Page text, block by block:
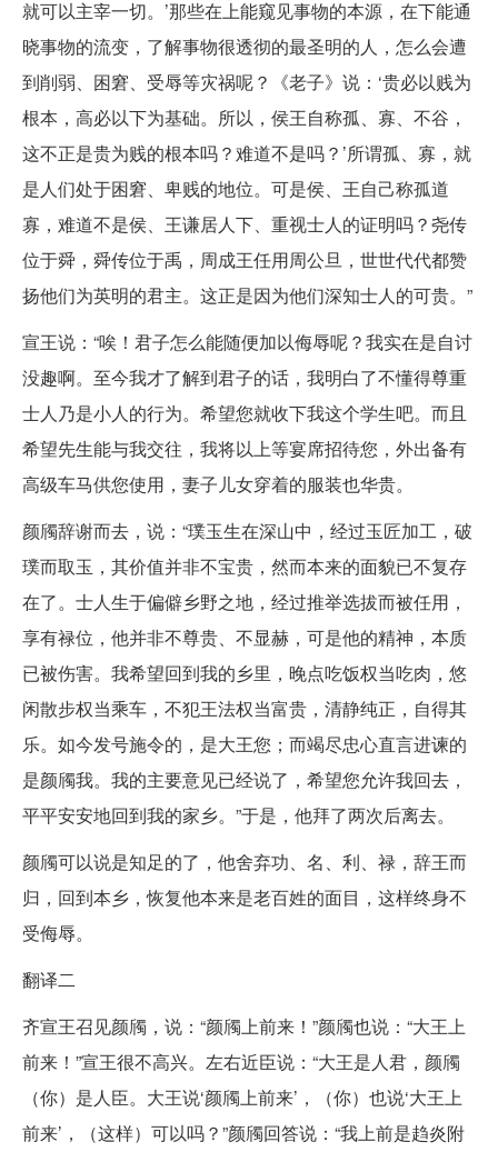
就可以主宰一切。’那些在上能窥见事物的本源，在下能通
晓事物的流变，了解事物很透彻的最圣明的人，怎么会遭
到削弱、困窘、受辱等灾祸呢？《老子》说：‘贵必以贱为
根本，高必以下为基础。所以，侯王自称孤、寡、不谷，
这不正是贵为贱的根本吗？难道不是吗？’所谓孤、寡，就
是人们处于困窘、卑贱的地位。可是侯、王自己称孤道
寡，难道不是侯、王谦居人下、重视士人的证明吗？尧传
位于舜，舜传位于禹，周成王任用周公旦，世世代代都赞
扬他们为英明的君主。这正是因为他们深知士人的可贵。”
宣王说：“唉！君子怎么能随便加以侮辱呢？我实在是自讨
没趣啊。至今我才了解到君子的话，我明白了不懂得尊重
士人乃是小人的行为。希望您就收下我这个学生吧。而且
希望先生能与我交往，我将以上等宴席招待您，外出备有
高级车马供您使用，妻子儿女穿着的服装也华贵。
颜斶辞谢而去，说：“璞玉生在深山中，经过玉匠加工，破
璞而取玉，其价值并非不宝贵，然而本来的面貌已不复存
在了。士人生于偏僻乡野之地，经过推举选拔而被任用，
享有禄位，他并非不尊贵、不显赫，可是他的精神，本质
已被伤害。我希望回到我的乡里，晚点吃饭权当吃肉，悠
闲散步权当乘车，不犯王法权当富贵，清静纯正，自得其
乐。如今发号施令的，是大王您；而竭尽忠心直言进谏的
是颜斶我。我的主要意见已经说了，希望您允许我回去，
平平安安地回到我的家乡。”于是，他拜了两次后离去。
颜斶可以说是知足的了，他舍弃功、名、利、禄，辞王而
归，回到本乡，恢复他本来是老百姓的面目，这样终身不
受侮辱。
翻译二
齐宣王召见颜斶，说：“颜斶上前来！”颜斶也说：“大王上
前来！”宣王很不高兴。左右近臣说：“大王是人君，颜斶
（你）是人臣。大王说‘颜斶上前来’，（你）也说‘大王上
前来’，（这样）可以吗？”颜斶回答说：“我上前是趋炎附